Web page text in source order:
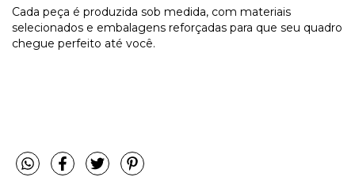
Cada peça é produzida sob medida, com materiais
selecionados e embalagens reforçadas para que seu quadro
chegue perfeito até você.